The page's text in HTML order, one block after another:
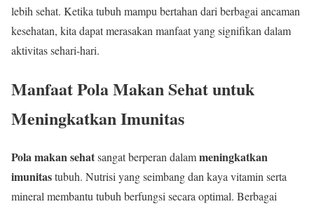
lebih sehat. Ketika tubuh mampu bertahan dari berbagai ancaman
kesehatan, kita dapat merasakan manfaat yang signifikan dalam
aktivitas sehari-hari.
Manfaat Pola Makan Sehat untuk
Meningkatkan Imunitas
Pola makan sehatsangat berperan dalammeningkatkan
imunitastubuh. Nutrisi yang seimbang dan kaya vitamin serta
mineral membantu tubuh berfungsi secara optimal. Berbagai